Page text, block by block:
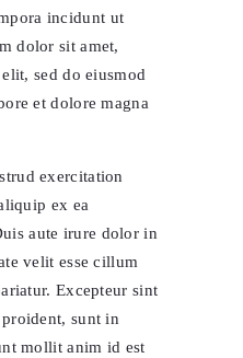
incidunt ut
dolor sit amet,
sed do eiusmod
et dolore magna
exercitation
ex ea
aute irure dolor in
velit esse cillum
Excepteur sint
sunt in
mollit anim id est